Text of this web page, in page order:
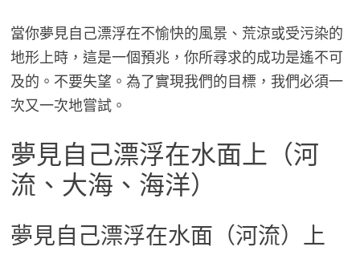
當你夢見自己漂浮在不愉快的風景、荒涼或受污染的
地形上時，這是一個預兆，你所尋求的成功是遙不可
及的。不要失望。為了實現我們的目標，我們必須一
次又一次地嘗試。
夢見自己漂浮在水面上（河
流、大海、海洋）
夢見自己漂浮在水面（河流）上